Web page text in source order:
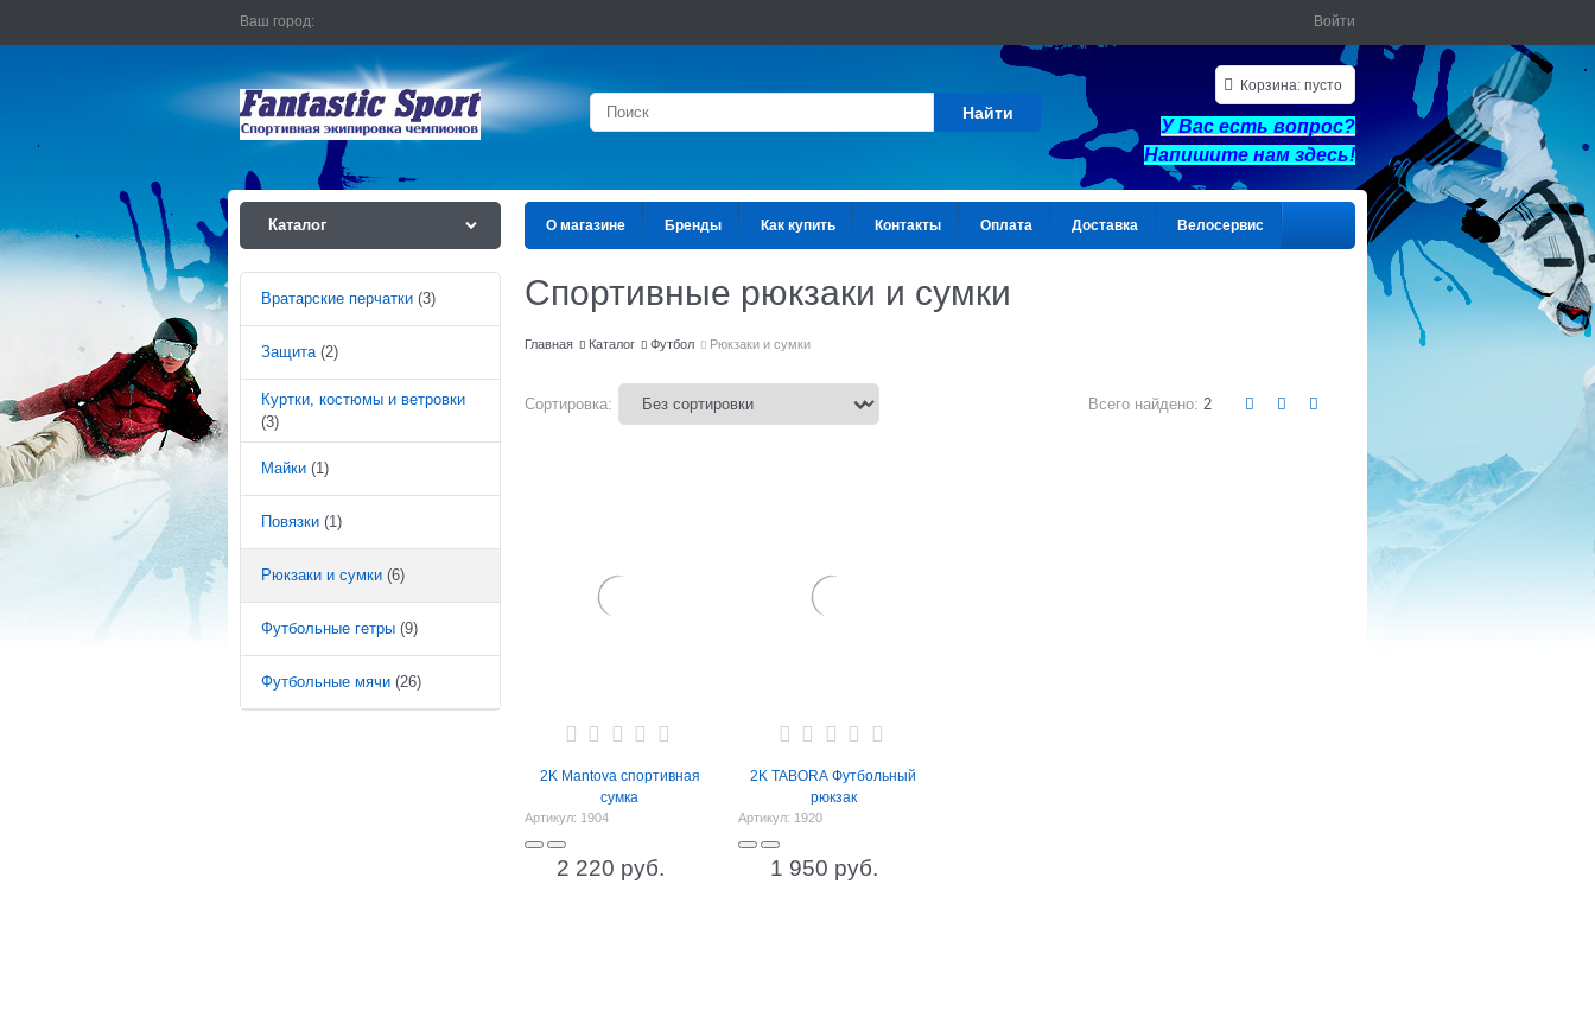
Ваш город: Войти
Найти
Корзина: пусто
У Вас есть вопрос?
Напишите нам здесь!
Каталог О магазине Бренды Как купить Контакты Оплата Доставка Велосервис
Вратарские перчатки (3)
Защита (2)
Куртки, костюмы и ветровки
(3)
Майки (1)
Повязки (1)
Рюкзаки и сумки (6)
Футбольные гетры (9)
Футбольные мячи (26)
Спортивные рюкзаки и сумки
Главная Каталог Футбол Рюкзаки и сумки
Сортировка: Всего найдено: 2
2K Mantova спортивная
сумка
Артикул: 1904
2 220 руб.
2K TABORA Футбольный
рюкзак
Артикул: 1920
1 950 руб.